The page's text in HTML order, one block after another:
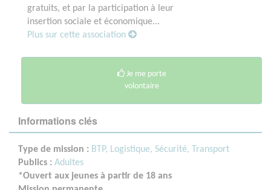
gratuits, et par la participation à leur
insertion sociale et économique...
Plus sur cette association
Je me porte
volontaire
Informations clés
Type de mission : BTP, Logistique, Sécurité, Transport
Publics : Adultes
*Ouvert aux jeunes à partir de 18 ans